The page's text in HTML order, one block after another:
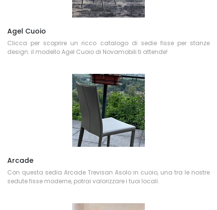
Agel Cuoio
Clicca per scoprire un ricco catalogo di sedie fisse per stanze
design: il modello Agel Cuoio di Novamobili ti attende!
Arcade
Con questa sedia Arcade Trevisan Asolo in cuoio, una tra le nostre
sedute fisse moderne, potrai valorizzare i tuoi locali.